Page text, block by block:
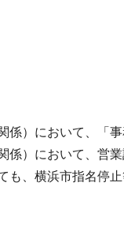
）において、「
）において、営
、横浜市指名停